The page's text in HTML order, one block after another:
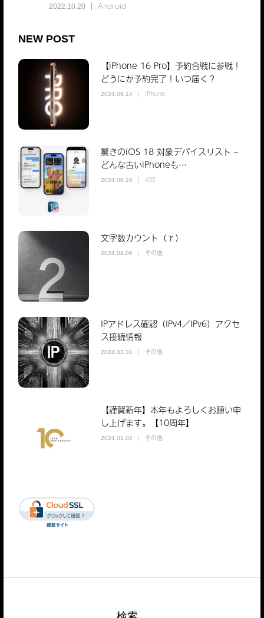
2022.10.20 Android
NEW POST
【iPhone 16 Pro】予約合戦に参戦！
どうにか予約完了！いつ届く？
2024.09.14 iPhone
驚きのiOS 18 対象デバイスリスト –
どんな古いiPhoneも…
2024.06.16 iOS
文字数カウント（γ）
2024.04.06 その他
IPアドレス確認（IPv4／IPv6）アクセ
ス接続情報
2024.03.31 その他
【謹賀新年】本年もよろしくお願い申
し上げます。【10周年】
2024.01.02 その他